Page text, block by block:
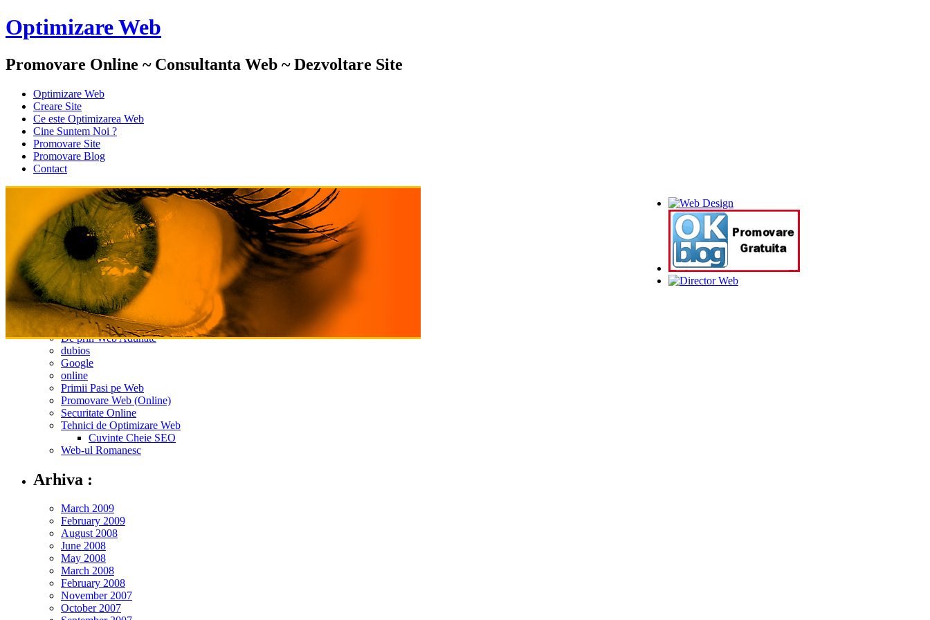
Optimizare Web
Promovare Online ~ Consultanta Web ~ Dezvoltare Site
Optimizare Web
Creare Site
Ce este Optimizarea Web
Cine Suntem Noi ?
Promovare Site
Promovare Blog
Contact
Viziune
Optimizare Web :
Bani pe Net
De prin Web Adunate
dubios
Google
online
Primii Pasi pe Web
Promovare Web (Online)
Securitate Online
Tehnici de Optimizare Web
Cuvinte Cheie SEO
Web-ul Romanesc
Arhiva :
March 2009
February 2009
August 2008
June 2008
May 2008
March 2008
February 2008
November 2007
October 2007